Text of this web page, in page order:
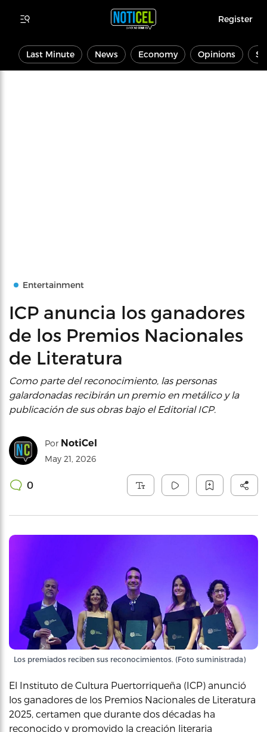
Register
Last Minute News Economy Opinions
Entertainment
ICP anuncia los ganadores
de los Premios Nacionales
de Literatura
Como parte del reconocimiento, las personas
galardonadas recibirán un premio en metálico y la
publicación de sus obras bajo el Editorial ICP.
Por NotiCel
May 21, 2026
0
Los premiados reciben sus reconocimientos. (Foto suministrada)
El Instituto de Cultura Puertorriqueña (ICP) anunció
los ganadores de los Premios Nacionales de Literatura
2025, certamen que durante dos décadas ha
reconocido y promovido la creación literaria